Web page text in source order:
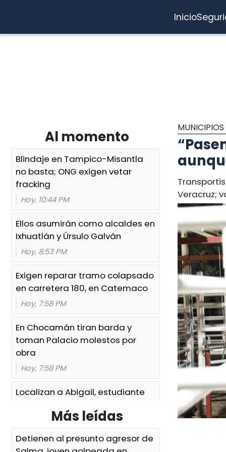
Inicio
Al momento
Blindaje en Tampico-Misantla
no basta; ONG exigen vetar
fracking
Hoy, 10:44 PM
Ellos asumirán como alcaldes en
Ixhuatlán y Úrsulo Galván
Hoy, 8:53 PM
Exigen reparar tramo colapsado
en carretera 180, en Catemaco
Hoy, 7:58 PM
En Chocamán tiran barda y
toman Palacio molestos por
obra
Hoy, 7:58 PM
Localizan a Abigail, estudiante
Hoy, 7:13 PM
Buscan a Scarlet, menor
Más leídas
Detienen al presunto agresor de
MUNICIPIOS
Veracruz;